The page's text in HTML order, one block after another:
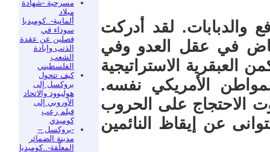
مسرحية -شهادة
ميلاد
ألمانية-..كوميديا
سوداء في
فصلين عن عقدة
الذنب وإبادة
الشعب
الفلسطيني
كيف تتحول
بروكسل إلى
هوليوود والاتحاد
الأوروبي إلى
فيلم رعب
كوميدي
-بروكسل –
مدينة الضمائر
المعلّقة-..كوميديا
والدبابات. لقد أدركت
تخاض في عقل العدو وفي
الاستراتيجية
الأمريكي نفسه.
الاحتجاج على الحروب
عن إيقاظ النائمين